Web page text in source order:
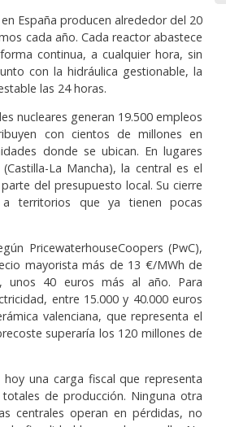
España producen alrededor del 20
cada año. Cada reactor abastece
continua, a cualquier hora, sin
con la hidráulica gestionable, la
las 24 horas.
nucleares generan 19.500 empleos
con cientos de millones en
donde se ubican. En lugares
La Mancha), la central es el
del presupuesto local. Su cierre
territorios que ya tienen pocas
PricewaterhouseCoopers (PwC),
mayorista más de 13 €/MWh de
unos 40 euros más al año. Para
entre 15.000 y 40.000 euros
valenciana, que representa el
superaría los 120 millones de
una carga fiscal que representa
de producción. Ninguna otra
centrales operan en pérdidas, no